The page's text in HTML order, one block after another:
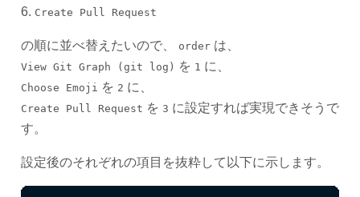
6. Create Pull Request
の順に並べ替えたいので、 orderは、
View Git Graph (git log) を 1 に、
Choose Emoji を 2 に、
Create Pull Request を 3 に設定すれば実現できそうで
す。
設定後のそれぞれの項目を抜粋して以下に示します。